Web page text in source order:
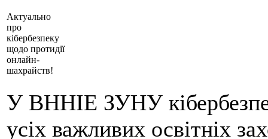
Актуально
про
кібербезпеку
щодо протидії
онлайн-
шахрайств!
У ВННІЕ ЗУНУ
усіх важливих освітніх